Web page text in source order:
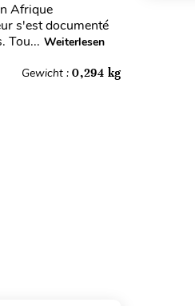
Afrique
s'est documenté
Tou... Weiterlesen
Gewicht :0,294 kg